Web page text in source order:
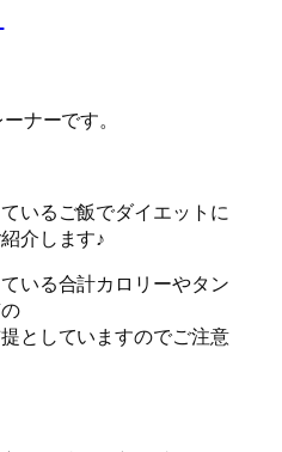
ナーです。
いるご飯でダイエットに
介します♪
いる合計カロリーやタン
としていますのでご注意